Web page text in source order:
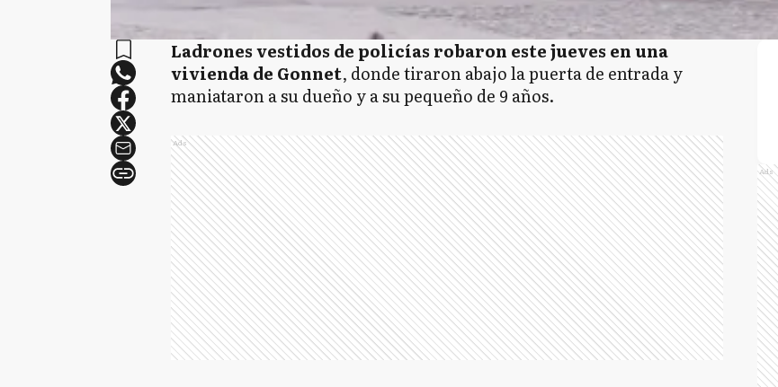
Ladrones vestidos de policías robaron este jueves en una
vivienda de Gonnet, donde tiraron abajo la puerta de entrada y
maniataron a su dueño y a su pequeño de 9 años.
Ads
Ads